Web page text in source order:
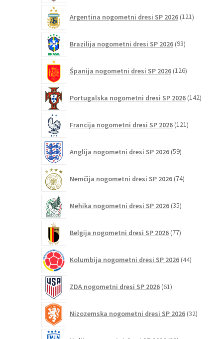
Argentina nogometni dresi SP 2026 121izdelkov
Brazilija nogometni dresi SP 2026 93izdelkov
Španija nogometni dresi SP 2026 126izdelkov
Portugalska nogometni dresi SP 2026 142
Francija nogometni dresi SP 2026 121izdelkov
Anglija nogometni dresi SP 2026 59izdelkov
Nemčija nogometni dresi SP 2026 74izdelkov
Mehika nogometni dresi SP 2026 35izdelkov
Belgija nogometni dresi SP 2026 77izdelkov
Kolumbija nogometni dresi SP 2026 44izdelkov
ZDA nogometni dresi SP 2026 61izdelkov
Nizozemska nogometni dresi SP 2026 32izdelkov